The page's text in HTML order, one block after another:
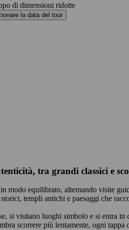
di dimensioni ridotte
la data del tour
tra grandi classici e
equilibrato, alternando visite
templi antichi e paesaggi che
si visitano luoghi simbolo e si entra
scorrere più lentamente, ogni